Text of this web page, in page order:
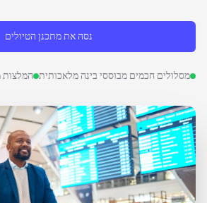
נסה את מתכנן הטיולים
מסלולים חכמים מבוססי בינה מלאכותית המלצות